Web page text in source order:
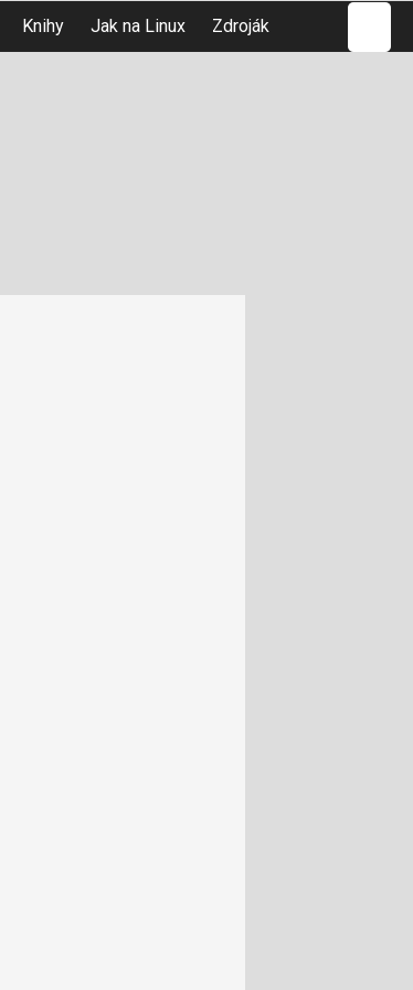
Knihy Jak na Linux Zdroják